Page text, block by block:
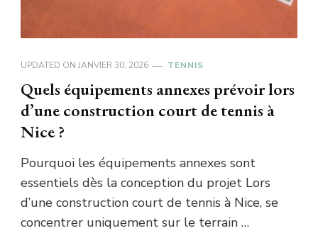
UPDATED ON JANVIER 30, 2026 TENNIS
Quels équipements annexes prévoir lors
d’une construction court de tennis à
Nice ?
Pourquoi les équipements annexes sont
essentiels dès la conception du projet Lors
d’une construction court de tennis à Nice, se
concentrer uniquement sur le terrain …